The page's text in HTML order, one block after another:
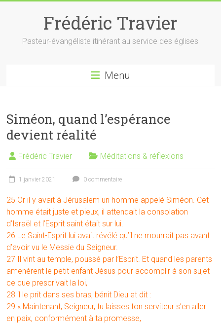
Frédéric Travier
Pasteur-évangéliste itinérant au service des églises
Menu
Siméon, quand l’espérance
devient réalité
Frédéric Travier Méditations & réflexions
1 janvier 2021 0 commentaire
25 Or il y avait à Jérusalem un homme appelé Siméon. Cet
homme était juste et pieux, il attendait la consolation
d’Israël et l’Esprit saint était sur lui.
26 Le Saint-Esprit lui avait révélé qu’il ne mourrait pas avant
d’avoir vu le Messie du Seigneur.
27 Il vint au temple, poussé par l’Esprit. Et quand les parents
amenèrent le petit enfant Jésus pour accomplir à son sujet
ce que prescrivait la loi,
28 il le prit dans ses bras, bénit Dieu et dit :
29 « Maintenant, Seigneur, tu laisses ton serviteur s’en aller
en paix, conformément à ta promesse,